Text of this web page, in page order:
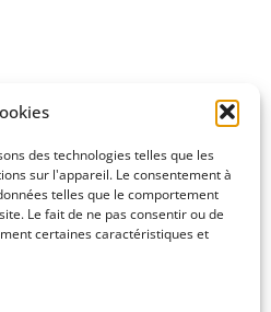
des technologies telles que les
sur l'appareil. Le consentement à
telles que le comportement
Le fait de ne pas consentir ou de
certaines caractéristiques et